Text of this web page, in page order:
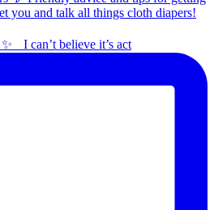
I can’t believe it’s act